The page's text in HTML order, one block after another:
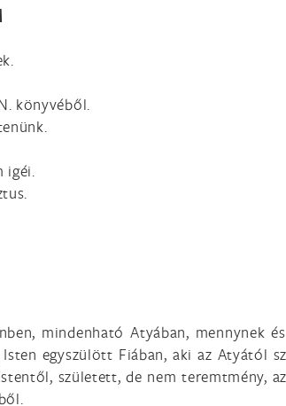
könyvéből.
igéi.
mindenható Atyában, mennynek
Isten egyszülött Fiában, aki az Atyától
született, de nem teremtmény,